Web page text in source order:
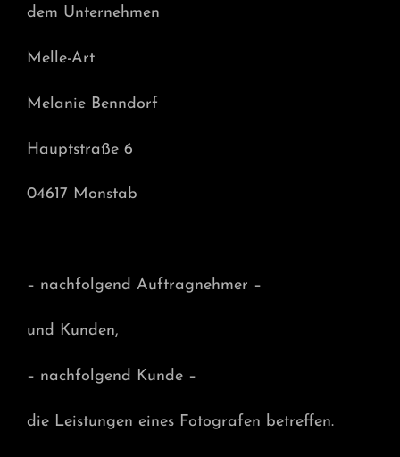
dem Unternehmen
Melle-Art
Melanie Benndorf
Hauptstraße 6
04617 Monstab
– nachfolgend Auftragnehmer –
und Kunden,
– nachfolgend Kunde –
die Leistungen eines Fotografen betreffen.